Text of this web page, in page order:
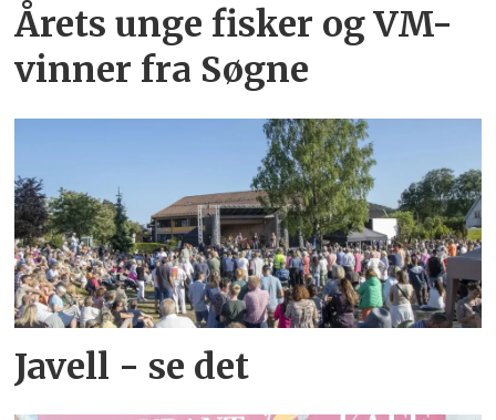
Årets unge fisker og VM-
vinner fra Søgne
Javell - se det